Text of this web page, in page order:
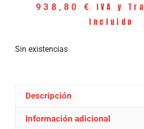
938,80 €
IVA y
Incluido
Sin existencias
Descripción
Información adicional